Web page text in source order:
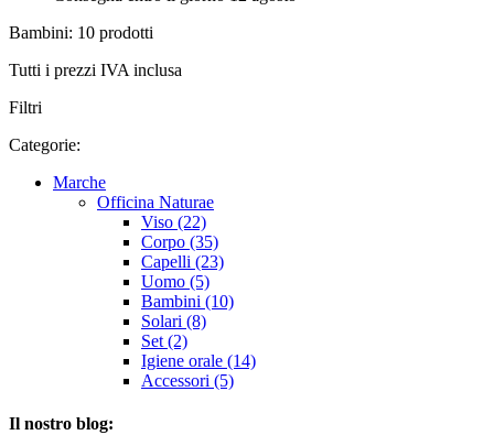
Bambini: 10 prodotti
Tutti i prezzi IVA inclusa
Filtri
Categorie:
Marche
Officina Naturae
Viso (22)
Corpo (35)
Capelli (23)
Uomo (5)
Bambini (10)
Solari (8)
Set (2)
Igiene orale (14)
Accessori (5)
Il nostro blog: